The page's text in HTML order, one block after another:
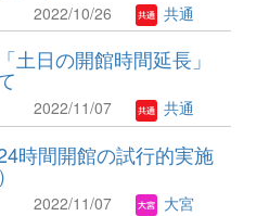
2022/10/26 共通
土日の開館時間延長」
2022/11/07 共通
時間開館の試行的実施
2022/11/07 大宮